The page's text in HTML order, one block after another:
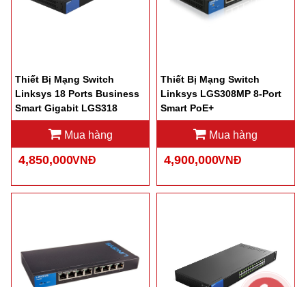
Thiết Bị Mạng Switch
Linksys 18 Ports Business
Smart Gigabit LGS318
Mua hàng
4,850,000VNĐ
Thiết Bị Mạng Switch
Linksys LGS308MP 8-Port
Smart PoE+
Mua hàng
4,900,000VNĐ